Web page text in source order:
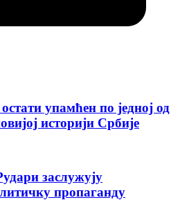
упамћен по једној од
историји Србије
заслужују
пропаганду